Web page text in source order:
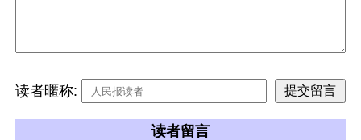
读者暱称:
读者留言